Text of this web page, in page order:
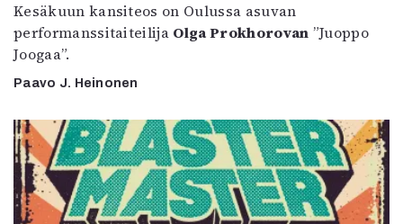
Kesäkuun kansiteos on Oulussa asuvan
performanssitaiteilija Olga Prokhorovan ”Juoppo
Joogaa”.
Paavo J. Heinonen